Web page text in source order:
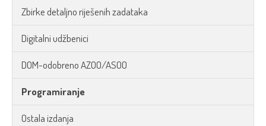
Zbirke detaljno riješenih zadataka
Digitalni udžbenici
DOM-odobreno AZOO/ASOO
Programiranje
Ostala izdanja